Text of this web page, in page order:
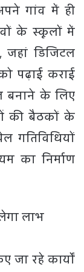
गांव में ही
के स्कूलों में
डिजिटल
पढ़ाई कराई
बनाने के लिए
की बैठकों के
गतिविधियों
का निर्माण
लाभ
जा रहे कार्यों